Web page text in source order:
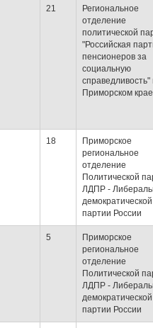
21
Региональное
отделение
политической
"Российская
пенсионеров за
социальную
справедливость"
Приморском крае
18
Приморское
региональное
отделение
Политической
ЛДПР -
демократической
партии России
5
Приморское
региональное
отделение
Политической
ЛДПР -
демократической
партии России